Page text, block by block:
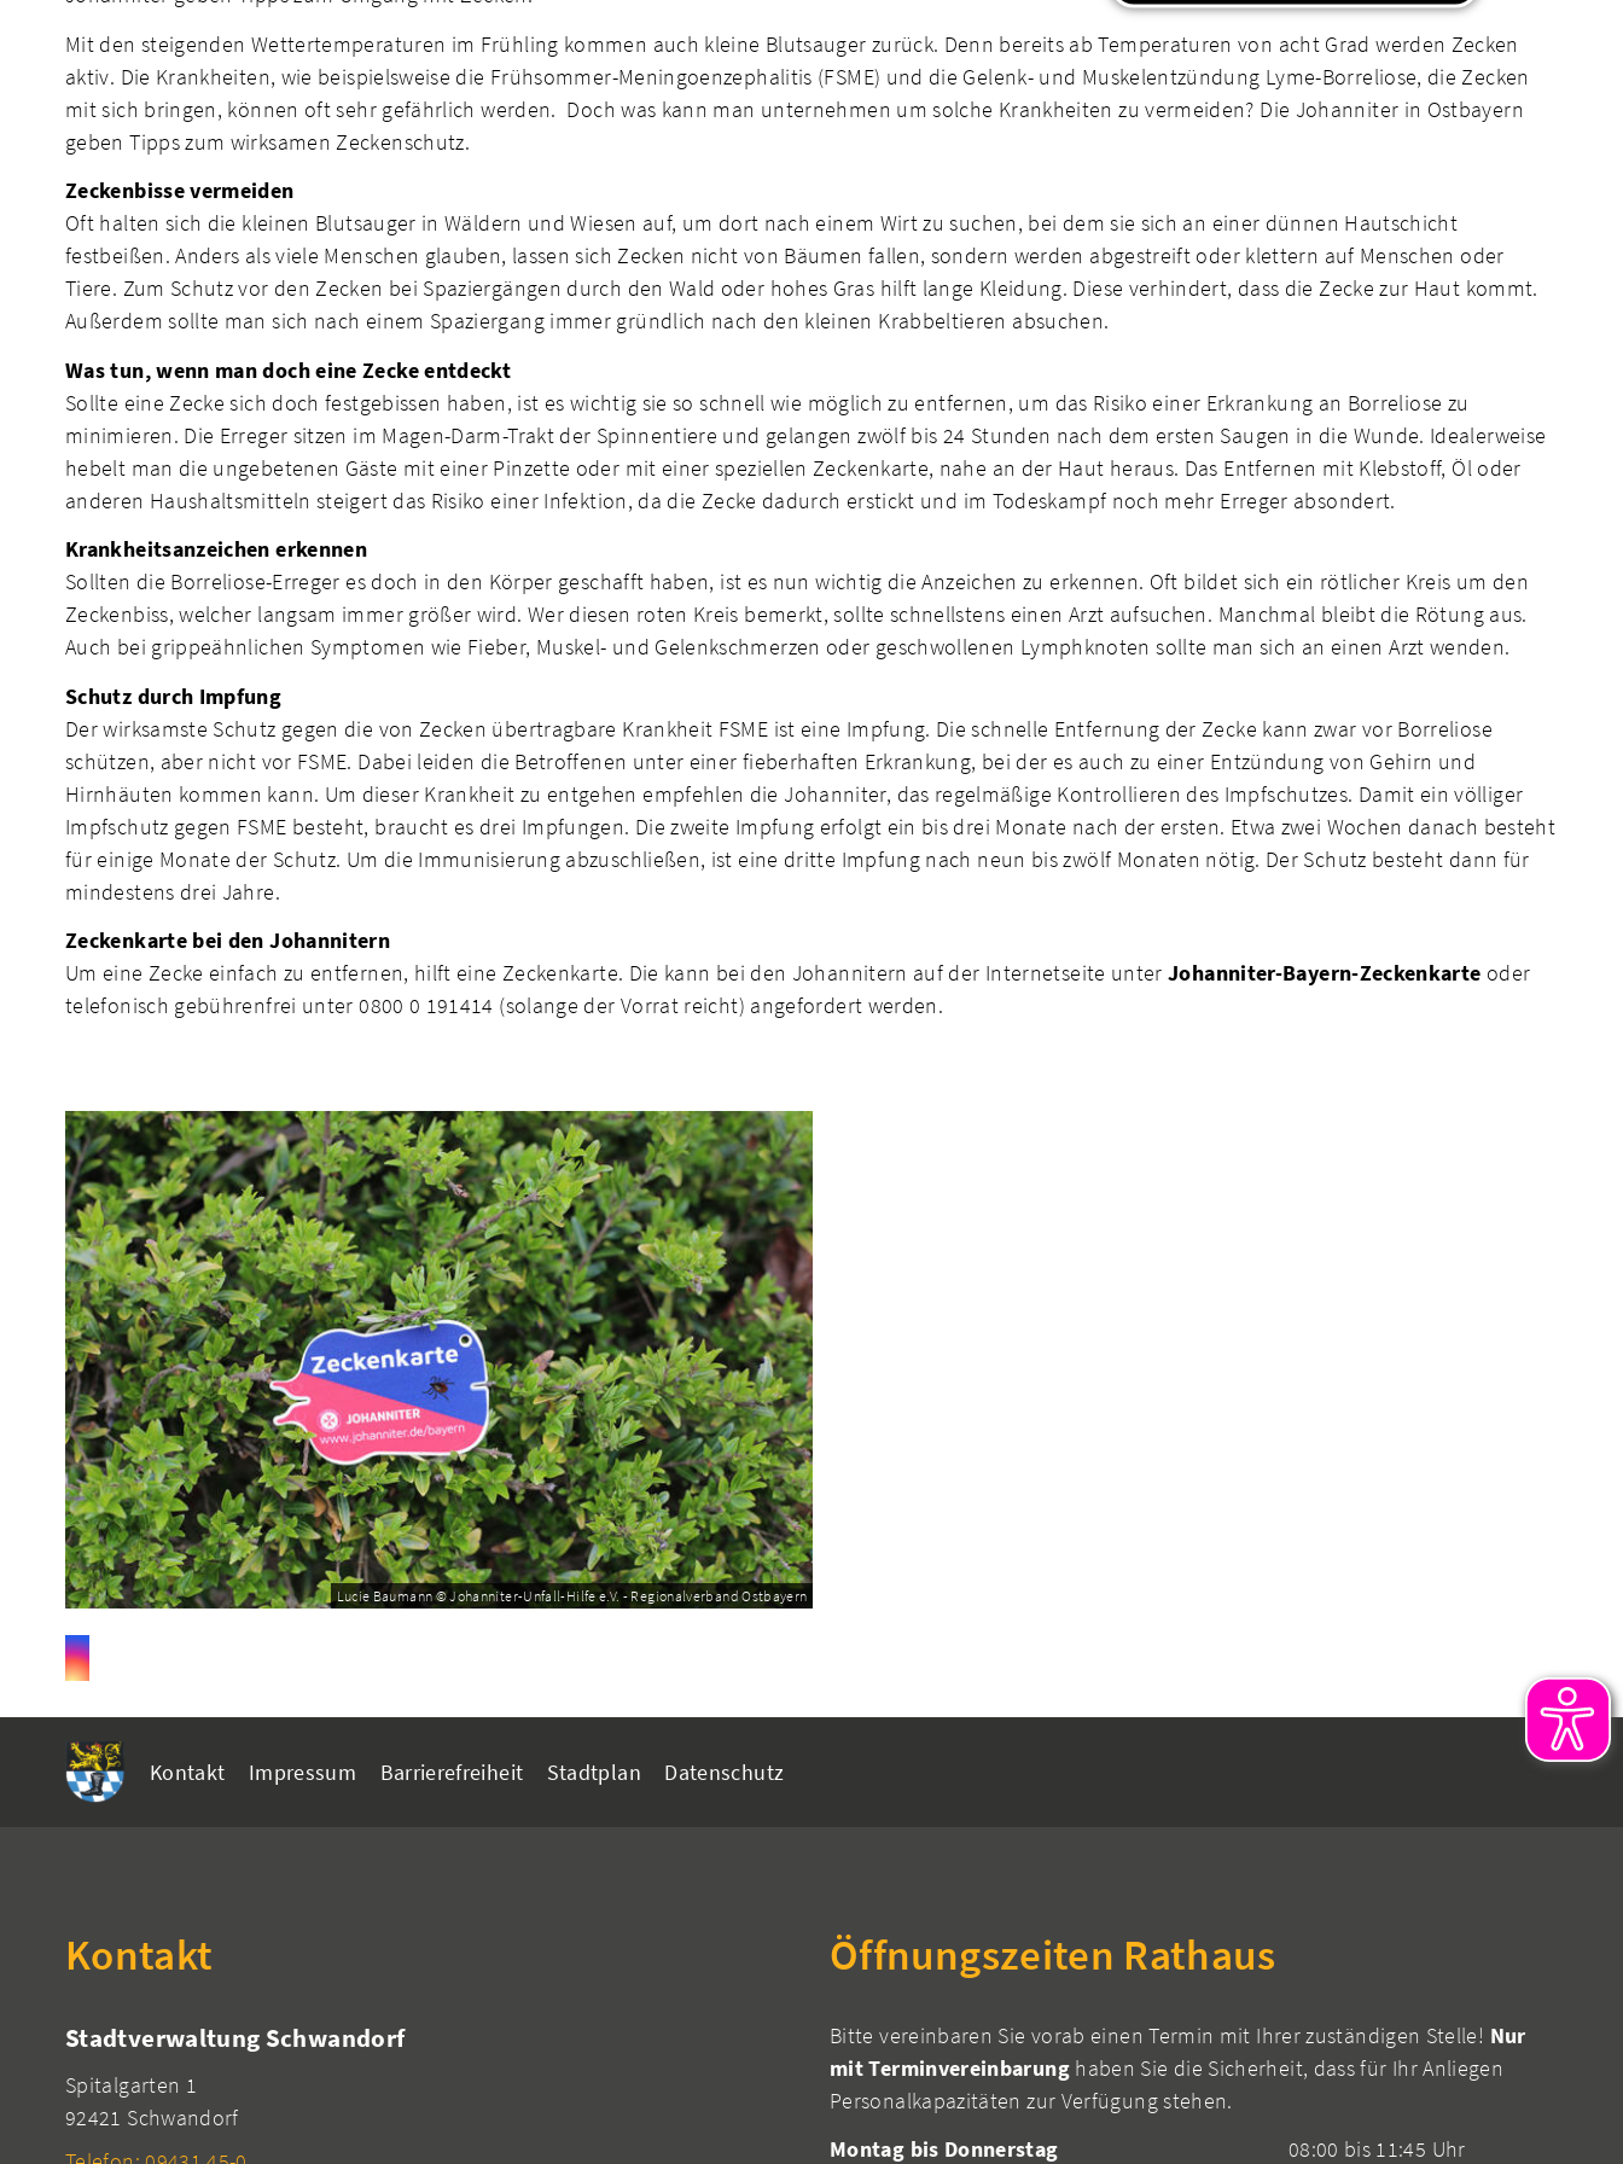
Mit den steigenden Wettertemperaturen im Frühling kommen auch kleine Blutsauger zurück. Denn bereits ab Temperaturen von acht Grad werden Zecken
aktiv. Die Krankheiten, wie beispielsweise die Frühsommer-Meningoenzephalitis (FSME) und die Gelenk- und Muskelentzündung Lyme-Borreliose, die Zecken
mit sich bringen, können oft sehr gefährlich werden. Doch was kann man unternehmen um solche Krankheiten zu vermeiden? Die Johanniter in Ostbayern
geben Tipps zum wirksamen Zeckenschutz.
Zeckenbisse vermeiden
Oft halten sich die kleinen Blutsauger in Wäldern und Wiesen auf, um dort nach einem Wirt zu suchen, bei dem sie sich an einer dünnen Hautschicht
festbeißen. Anders als viele Menschen glauben, lassen sich Zecken nicht von Bäumen fallen, sondern werden abgestreift oder klettern auf Menschen oder
Tiere. Zum Schutz vor den Zecken bei Spaziergängen durch den Wald oder hohes Gras hilft lange Kleidung. Diese verhindert, dass die Zecke zur Haut kommt.
Außerdem sollte man sich nach einem Spaziergang immer gründlich nach den kleinen Krabbeltieren absuchen.
Was tun, wenn man doch eine Zecke entdeckt
Sollte eine Zecke sich doch festgebissen haben, ist es wichtig sie so schnell wie möglich zu entfernen, um das Risiko einer Erkrankung an Borreliose zu
minimieren. Die Erreger sitzen im Magen-Darm-Trakt der Spinnentiere und gelangen zwölf bis 24 Stunden nach dem ersten Saugen in die Wunde. Idealerweise
hebelt man die ungebetenen Gäste mit einer Pinzette oder mit einer speziellen Zeckenkarte, nahe an der Haut heraus. Das Entfernen mit Klebstoff, Öl oder
anderen Haushaltsmitteln steigert das Risiko einer Infektion, da die Zecke dadurch erstickt und im Todeskampf noch mehr Erreger absondert.
Krankheitsanzeichen erkennen
Sollten die Borreliose-Erreger es doch in den Körper geschafft haben, ist es nun wichtig die Anzeichen zu erkennen. Oft bildet sich ein rötlicher Kreis um den
Zeckenbiss, welcher langsam immer größer wird. Wer diesen roten Kreis bemerkt, sollte schnellstens einen Arzt aufsuchen. Manchmal bleibt die Rötung aus.
Auch bei grippeähnlichen Symptomen wie Fieber, Muskel- und Gelenkschmerzen oder geschwollenen Lymphknoten sollte man sich an einen Arzt wenden.
Schutz durch Impfung
Der wirksamste Schutz gegen die von Zecken übertragbare Krankheit FSME ist eine Impfung. Die schnelle Entfernung der Zecke kann zwar vor Borreliose
schützen, aber nicht vor FSME. Dabei leiden die Betroffenen unter einer fieberhaften Erkrankung, bei der es auch zu einer Entzündung von Gehirn und
Hirnhäuten kommen kann. Um dieser Krankheit zu entgehen empfehlen die Johanniter, das regelmäßige Kontrollieren des Impfschutzes. Damit ein völliger
Impfschutz gegen FSME besteht, braucht es drei Impfungen. Die zweite Impfung erfolgt ein bis drei Monate nach der ersten. Etwa zwei Wochen danach besteht
für einige Monate der Schutz. Um die Immunisierung abzuschließen, ist eine dritte Impfung nach neun bis zwölf Monaten nötig. Der Schutz besteht dann für
mindestens drei Jahre.
Zeckenkarte bei den Johannitern
Um eine Zecke einfach zu entfernen, hilft eine Zeckenkarte. Die kann bei den Johannitern auf der Internetseite unterJohanniter-Bayern-Zeckenkarte oder
telefonisch gebührenfrei unter 0800 0 191414 (solange der Vorrat reicht) angefordert werden.
Lucie Baumann © Johanniter-Unfall-Hilfe e.V. - Regionalverband Ostbayern
Kontakt Impressum Barrierefreiheit Stadtplan Datenschutz
Kontakt
Stadtverwaltung Schwandorf
Spitalgarten 1
92421 Schwandorf
Öffnungszeiten Rathaus
Bitte vereinbaren Sie vorab einen Termin mit Ihrer zuständigen Stelle! Nur
mit Terminvereinbarunghaben Sie die Sicherheit, dass für Ihr Anliegen
Personalkapazitäten zur Verfügung stehen.
Montag bis Donnerstag
08:00 bis 11:45 Uhr